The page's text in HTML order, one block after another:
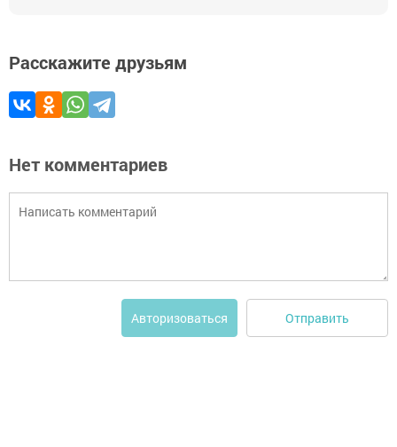
Расскажите друзьям
Нет комментариев
Авторизоваться Отправить